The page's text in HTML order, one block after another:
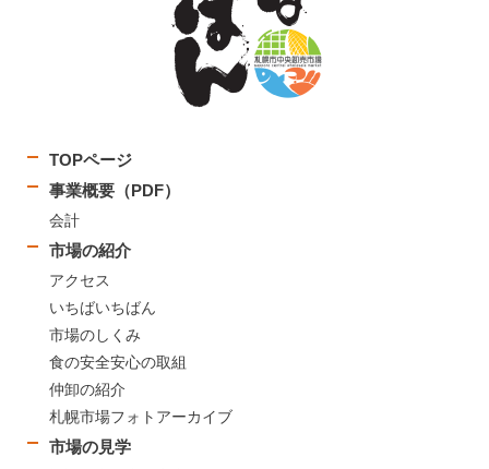
TOPページ
事業概要（PDF）
会計
市場の紹介
アクセス
いちばいちばん
市場のしくみ
食の安全安心の取組
仲卸の紹介
札幌市場フォトアーカイブ
市場の見学